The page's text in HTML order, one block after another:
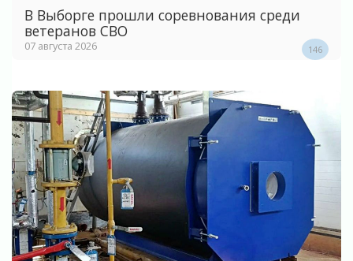
В Выборге прошли соревнования среди
ветеранов СВО
07 августа 2026 146